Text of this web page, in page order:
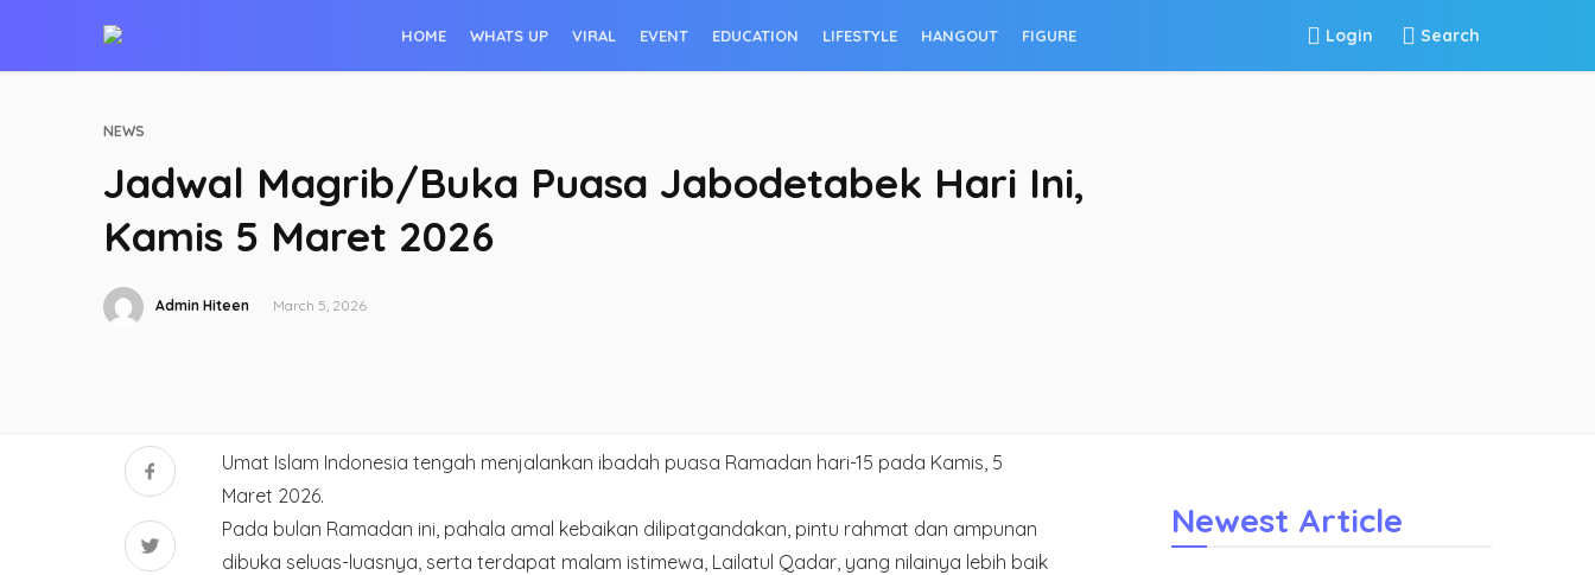
HOME WHATS UP VIRAL EVENT EDUCATION LIFESTYLE HANGOUT FIGURE Login Search
NEWS
Jadwal Magrib/Buka Puasa Jabodetabek Hari Ini,
Kamis 5 Maret 2026
Admin Hiteen March 5, 2026
Umat Islam Indonesia tengah menjalankan ibadah puasa Ramadan hari-15 pada Kamis, 5
Maret 2026.
Pada bulan Ramadan ini, pahala amal kebaikan dilipatgandakan, pintu rahmat dan ampunan
dibuka seluas-luasnya, serta terdapat malam istimewa, Lailatul Qadar, yang nilainya lebih baik
Newest Article